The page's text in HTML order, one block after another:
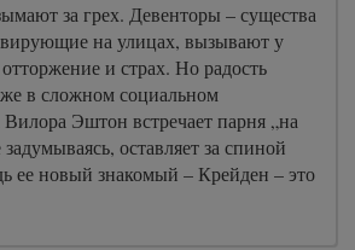
за грех. Девенторы – существа
на улицах, вызывают у
и страх. Но радость
в сложном социальном
Вилора Эштон встречает парня „на
оставляет за спиной
ее новый знакомый – Крейден – это